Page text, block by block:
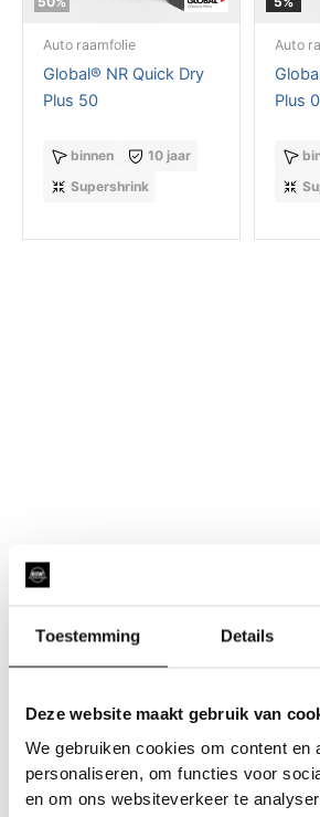
Toestemming Details
Deze website maakt gebruik van
We gebruiken cookies om content en
personaliseren, om functies voor
en om ons websiteverkeer te
Auto raamfolie
Global® NR Quick Dry
Plus 50
binnen
10 jaar
Supershrink
Auto
Plus